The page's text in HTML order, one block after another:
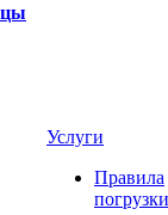
Услуги
Правила
погрузки